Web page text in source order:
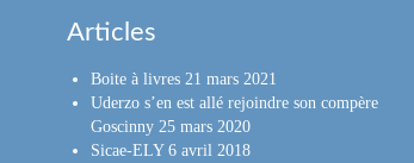
Articles
Boite à livres 21 mars 2021
Uderzo s’en est allé rejoindre son compère
Goscinny 25 mars 2020
Sicae-ELY 6 avril 2018